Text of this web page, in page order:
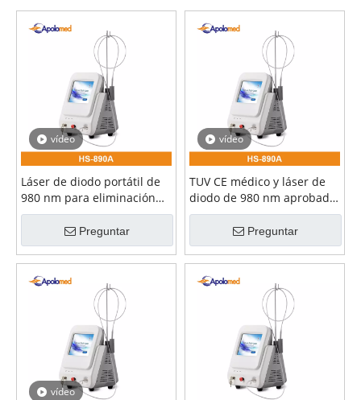
vídeo
Láser de diodo portátil de
980 nm para eliminación
de arañas vasculares de 30
Preguntar
vídeo
TUV CE médico y láser de
diodo de 980 nm aprobado
por la FDA de EE. UU.
Preguntar
vídeo